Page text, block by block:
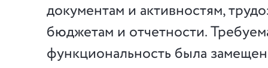
документам и активностям,
бюджетам и отчетности.
функциональность была